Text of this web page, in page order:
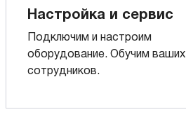
Настройка и сервис
Подключим и настроим
оборудование. Обучим ваших
сотрудников.